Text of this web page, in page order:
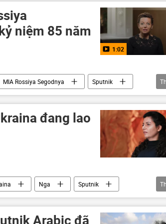
niệm 85 năm
1:02
MIA Rossiya Segodnya
Sputnik
đang lao
Nga
Sputnik
Ukraina
xung đột quân sự
Hoa Kỳ
Arabic đã